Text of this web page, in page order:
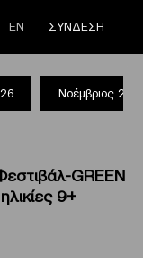
ΕΝ ΣΥΝΔΕΣΗ
Νοέμβριος
GREEN
9+